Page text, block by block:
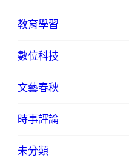
教育學習
數位科技
文藝春秋
時事評論
未分類